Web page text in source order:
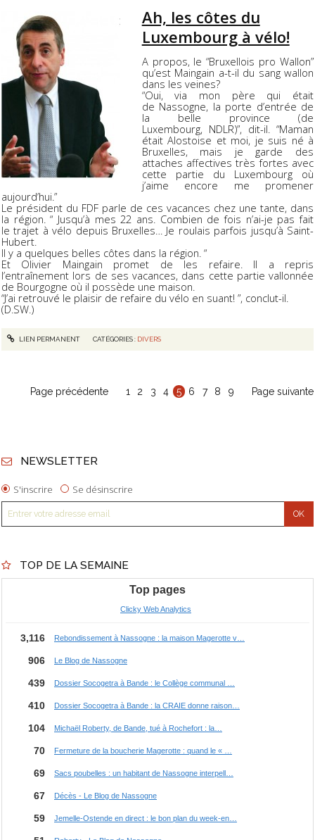
Ah, les côtes du
Luxembourg à vélo!
A propos, le “Bruxellois pro Wallon”
qu’est Maingain a-t-il du sang wallon
dans les veines?
“Oui, via mon père qui était
de Nassogne, la porte d’entrée de
la belle province (de
Luxembourg, NDLR)”, dit-il. “Maman
était Alostoise et moi, je suis né à
Bruxelles, mais je garde des
attaches affectives très fortes avec
cette partie du Luxembourg où
j’aime encore me promener
aujourd’hui.”
Le président du FDF parle de ces vacances chez une tante, dans
la région. “ Jusqu’à mes 22 ans. Combien de fois n’ai-je pas fait
le trajet à vélo depuis Bruxelles… Je roulais parfois jusqu’à Saint-
Hubert.
Il y a quelques belles côtes dans la région. “
Et Olivier Maingain promet de les refaire. Il a repris
l’entraînement lors de ses vacances, dans cette partie vallonnée
de Bourgogne où il possède une maison.
“J’ai retrouvé le plaisir de refaire du vélo en suant! ”, conclut-il.
(D.SW.)
LIEN PERMANENT CATÉGORIES : DIVERS
Page précédente 1 2 3 4 5 6 7 8 9 Page suivante
NEWSLETTER
S'inscrire Se désinscrire
TOP DE LA SEMAINE